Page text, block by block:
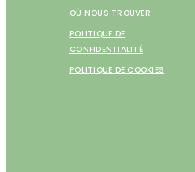
OÙ NOUS TROUVER
POLITIQUE DE
CONFIDENTIALITÉ
POLITIQUE DE COOKIES